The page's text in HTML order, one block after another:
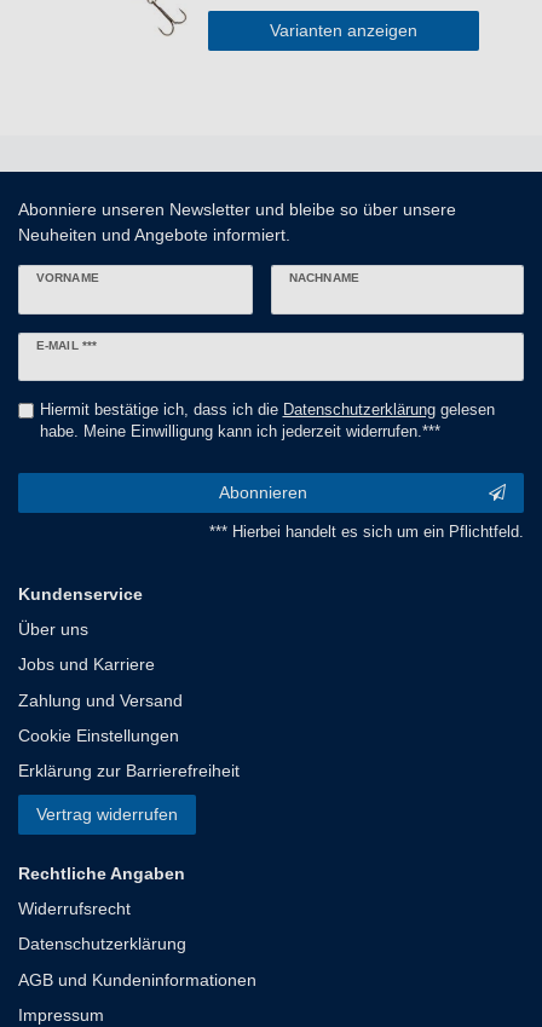
Varianten anzeigen
Abonniere unseren Newsletter und bleibe so über unsere
Neuheiten und Angebote informiert.
VORNAME NACHNAME
E-MAIL ***
Newsletter
Hiermit bestätige ich, dass ich die Daten­schutz­erklärunggelesen
habe. Meine Einwilligung kann ich jederzeit widerrufen.***
Abonnieren
*** Hierbei handelt es sich um ein Pflichtfeld.
Kundenservice
Über uns
Jobs und Karriere
Zahlung und Versand
Cookie Einstellungen
Erklärung zur Barrierefreiheit
Vertrag widerrufen
Rechtliche Angaben
Widerrufsrecht
Datenschutzerklärung
AGB und Kundeninformationen
Impressum